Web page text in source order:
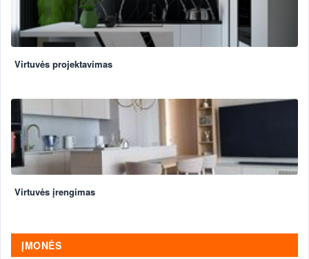
Virtuvės projektavimas
Virtuvės įrengimas
ĮMONĖS